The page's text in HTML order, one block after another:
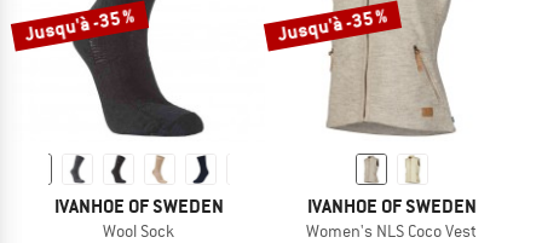
Jusqu'à -35 %
IVANHOE OF SWEDEN
Wool Sock
Jusqu'à -35 %
IVANHOE OF SWEDEN
Women's NLS Coco Vest